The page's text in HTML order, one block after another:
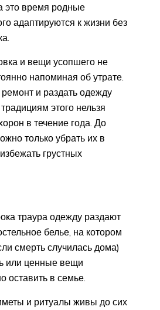
это время родные
адаптируются к жизни без
и вещи усопшего не
напоминая об утрате.
ремонт и раздать одежду
этого нельзя
в течение года. До
только убрать их в
грустных
траура одежду раздают
белье, на котором
смерть случилась дома)
или ценные вещи
оставить в семье.
и ритуалы живы до сих